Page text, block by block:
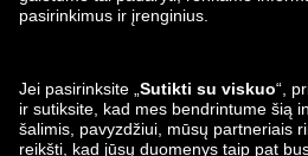
zalando-lounge.lu
zalando-lounge.lv